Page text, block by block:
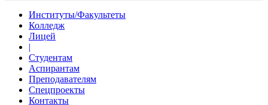
Институты/Факультеты
Колледж
Лицей
|
Студентам
Аспирантам
Преподавателям
Спецпроекты
Контакты